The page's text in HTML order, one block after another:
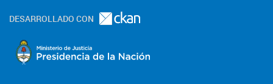
DESARROLLADO CON